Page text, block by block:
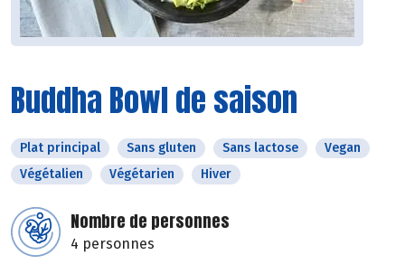
Buddha Bowl de saison
Plat principal Sans gluten Sans lactose
Vegan
Végétalien
Végétarien Hiver
Nombre de personnes
4 personnes